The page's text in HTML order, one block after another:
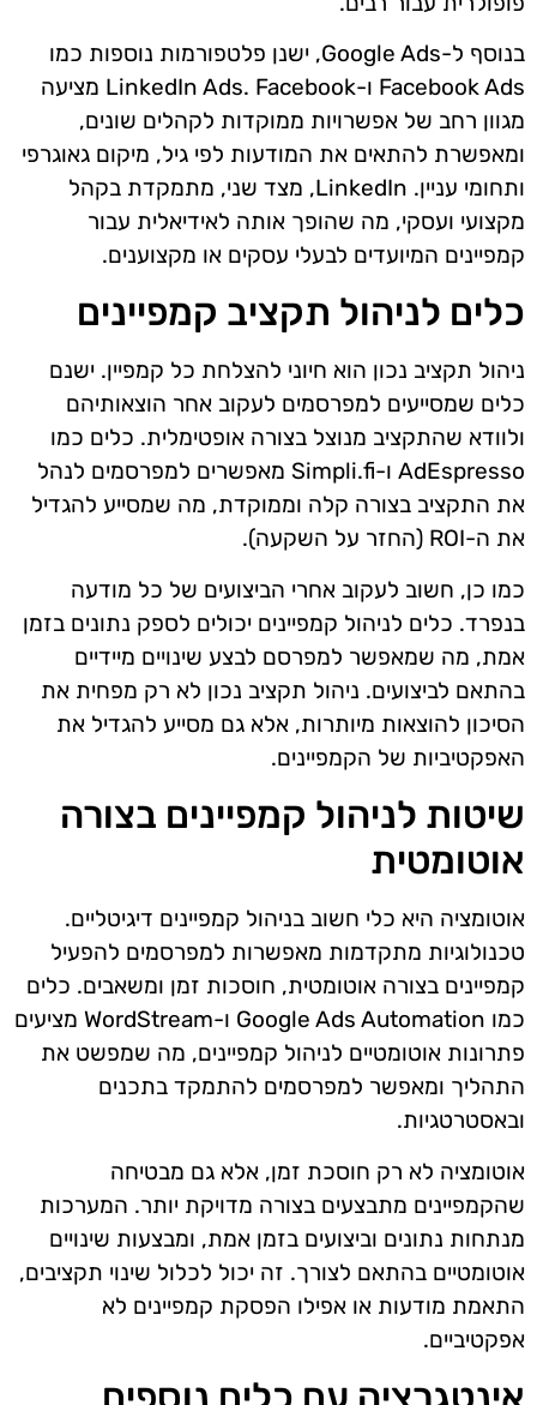
בנוסף ל-Google Ads, ישנן פלטפורמות נוספות כמו
Facebook Ads ו-LinkedIn Ads. Facebook מציעה
מגוון רחב של אפשרויות ממוקדות לקהלים שונים,
ומאפשרת להתאים את המודעות לפי גיל, מיקום גאוגרפי
ותחומי עניין. LinkedIn, מצד שני, מתמקדת בקהל
מקצועי ועסקי, מה שהופך אותה לאידיאלית עבור
קמפיינים המיועדים לבעלי עסקים או מקצוענים.
כלים לניהול תקציב קמפיינים
ניהול תקציב נכון הוא חיוני להצלחת כל קמפיין. ישנם
כלים שמסייעים למפרסמים לעקוב אחר הוצאותיהם
ולוודא שהתקציב מנוצל בצורה אופטימלית. כלים כמו
AdEspresso ו-Simpli.fi מאפשרים למפרסמים לנהל
את התקציב בצורה קלה וממוקדת, מה שמסייע להגדיל
את ה-ROI (החזר על השקעה).
כמו כן, חשוב לעקוב אחרי הביצועים של כל מודעה
בנפרד. כלים לניהול קמפיינים יכולים לספק נתונים בזמן
אמת, מה שמאפשר למפרסם לבצע שינויים מיידיים
בהתאם לביצועים. ניהול תקציב נכון לא רק מפחית את
הסיכון להוצאות מיותרות, אלא גם מסייע להגדיל את
האפקטיביות של הקמפיינים.
שיטות לניהול קמפיינים בצורה
אוטומטית
אוטומציה היא כלי חשוב בניהול קמפיינים דיגיטליים.
טכנולוגיות מתקדמות מאפשרות למפרסמים להפעיל
קמפיינים בצורה אוטומטית, חוסכות זמן ומשאבים. כלים
כמו Google Ads Automation ו-WordStream מציעים
פתרונות אוטומטיים לניהול קמפיינים, מה שמפשט את
התהליך ומאפשר למפרסמים להתמקד בתכנים
ובאסטרטגיות.
אוטומציה לא רק חוסכת זמן, אלא גם מבטיחה
שהקמפיינים מתבצעים בצורה מדויקת יותר. המערכות
מנתחות נתונים וביצועים בזמן אמת, ומבצעות שינויים
אוטומטיים בהתאם לצורך. זה יכול לכלול שינוי תקציבים,
התאמת מודעות או אפילו הפסקת קמפיינים לא
אפקטיביים.